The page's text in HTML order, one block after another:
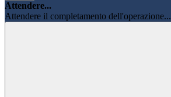
Attendere...
Attendere il completamento dell'operazione...